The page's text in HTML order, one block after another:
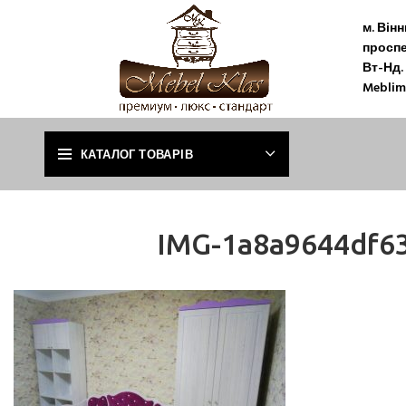
м.
Вт-Нд.
КАТАЛОГ ТОВАРІВ
IMG-